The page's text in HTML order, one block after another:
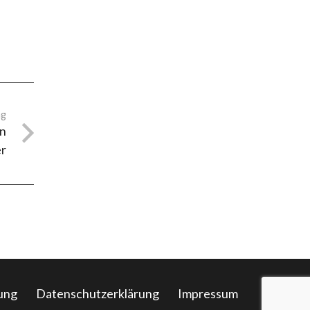
Datenschutzerklärung Impressum